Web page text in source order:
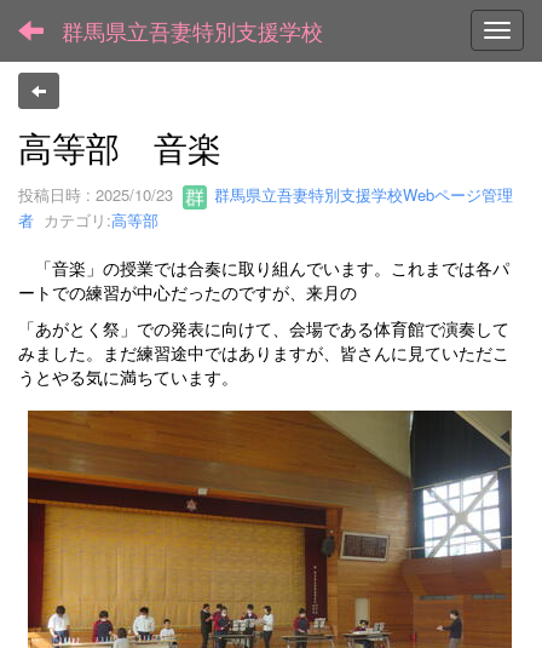
群馬県立吾妻特別支援学校
高等部 音楽
投稿日時 : 2025/10/23
群馬県立吾妻特別支援学校Webページ管理
者 カテゴリ:高等部
「音楽」の授業では合奏に取り組んでいます。これまでは各パ
ートでの練習が中心だったのですが、来月の
「あがとく祭」での発表に向けて、会場である体育館で演奏して
みました。まだ練習途中ではありますが、皆さんに見ていただこ
うとやる気に満ちています。